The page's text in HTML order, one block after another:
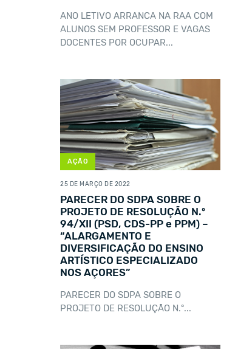
ANO LETIVO ARRANCA NA RAA COM
ALUNOS SEM PROFESSOR E VAGAS
DOCENTES POR OCUPAR...
AÇÃO
25 DE MARÇO DE 2022
PARECER DO SDPA SOBRE O
PROJETO DE RESOLUÇÃO N.º
94/XII (PSD, CDS-PP e PPM) –
“ALARGAMENTO E
DIVERSIFICAÇÃO DO ENSINO
ARTÍSTICO ESPECIALIZADO
NOS AÇORES”
PARECER DO SDPA SOBRE O
PROJETO DE RESOLUÇÃO N.º...